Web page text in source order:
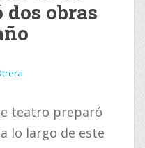
dos obras
teatro preparó
lo largo de este